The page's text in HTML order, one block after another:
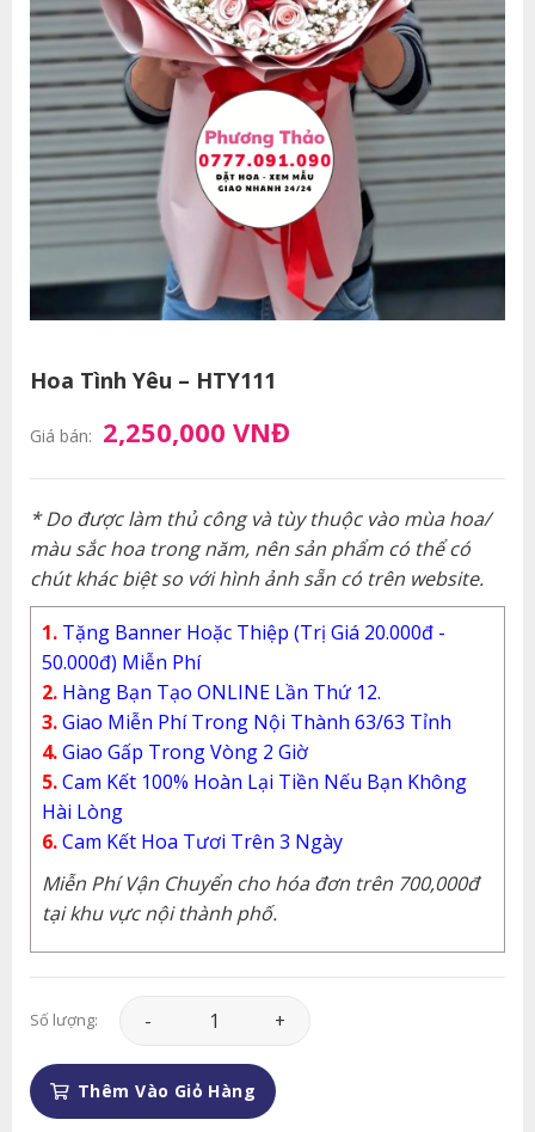
Hoa Tình Yêu – HTY111
Giá bán: 2,250,000 VNĐ
* Do được làm thủ công và tùy thuộc vào mùa hoa/
màu sắc hoa trong năm, nên sản phẩm có thể có
chút khác biệt so với hình ảnh sẵn có trên website.
1. Tặng Banner Hoặc Thiệp (Trị Giá 20.000đ -
50.000đ) Miễn Phí
2. Hàng Bạn Tạo ONLINE Lần Thứ 12.
3.Giao Miễn Phí Trong Nội Thành 63/63 Tỉnh
4.Giao Gấp Trong Vòng 2 Giờ
5.Cam Kết 100% Hoàn Lại Tiền Nếu Bạn Không
Hài Lòng
6.Cam Kết Hoa Tươi Trên 3 Ngày
Miễn Phí Vận Chuyển cho hóa đơn trên 700,000đ
tại khu vực nội thành phố.
Số lượng: Hoa Tình Yêu - HTY111 số lượng
Thêm Vào Giỏ Hàng